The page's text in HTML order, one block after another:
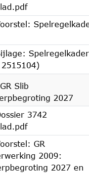
Spelregelkader
2515104)
Slib
2027
3742
GR
2009:
2027 en